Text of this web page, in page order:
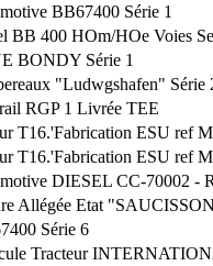
BB67400 Série 1
BB 400 HOm/HOe Voies
BONDY Série 1
"Ludwgshafen" Série
RGP 1 Livrée TEE
T16.'Fabrication ESU ref
T16.'Fabrication ESU ref
DIESEL CC-70002 -
Allégée Etat
Série 6
Tracteur